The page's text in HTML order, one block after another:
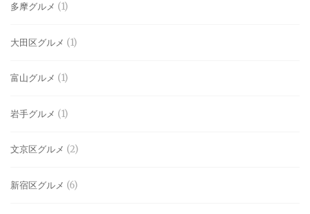
多摩グルメ (1)
大田区グルメ (1)
富山グルメ (1)
岩手グルメ (1)
文京区グルメ (2)
新宿区グルメ (6)